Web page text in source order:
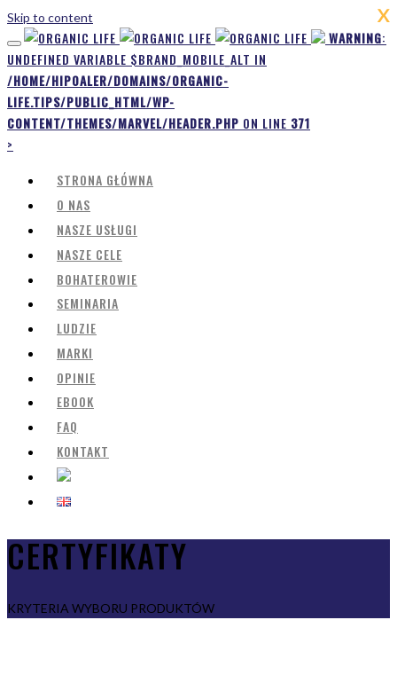
Skip to content
WARNING:
UNDEFINED VARIABLE $BRAND_MOBILE_ALT IN
/HOME/HIPOALER/DOMAINS/ORGANIC-
LIFE.TIPS/PUBLIC_HTML/WP-
CONTENT/THEMES/MARVEL/HEADER.PHP ON LINE 371
>
STRONA GŁÓWNA
O NAS
NASZE USŁUGI
NASZE CELE
BOHATEROWIE
SEMINARIA
LUDZIE
MARKI
OPINIE
EBOOK
FAQ
KONTAKT
CERTYFIKATY
KRYTERIA WYBORU PRODUKTÓW
X